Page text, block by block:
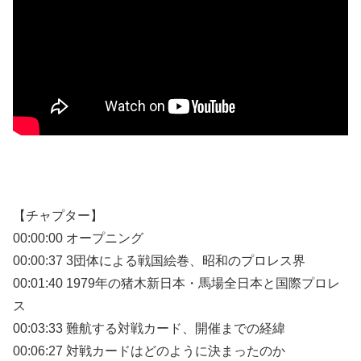
【チャプター】
00:00:00 オープニング
00:00:37 3団体による戦国絵巻、昭和のプロレス界
00:01:40 1979年の猪木新日本・馬場全日本と国際プロレ
ス
00:03:33 難航する対戦カード、開催までの経緯
00:06:27 対戦カードはどのように決まったのか